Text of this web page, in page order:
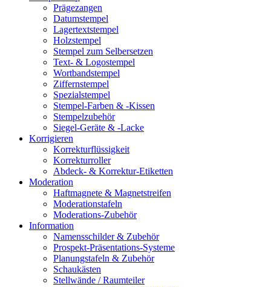
Prägezangen
Datumstempel
Lagertextstempel
Holzstempel
Stempel zum Selbersetzen
Text- & Logostempel
Wortbandstempel
Ziffernstempel
Spezialstempel
Stempel-Farben & -Kissen
Stempelzubehör
Siegel-Geräte & -Lacke
Korrigieren
Korrekturflüssigkeit
Korrekturroller
Abdeck- & Korrektur-Etiketten
Moderation
Haftmagnete & Magnetstreifen
Moderationstafeln
Moderations-Zubehör
Information
Namensschilder & Zubehör
Prospekt-Präsentations-Systeme
Planungstafeln & Zubehör
Schaukästen
Stellwände / Raumteiler